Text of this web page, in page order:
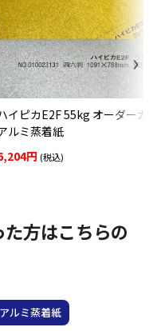
イピカE2F 55kg オーダーカ
ルミ蒸着紙
円 (税込)
方はこちらの
ルミ蒸着紙